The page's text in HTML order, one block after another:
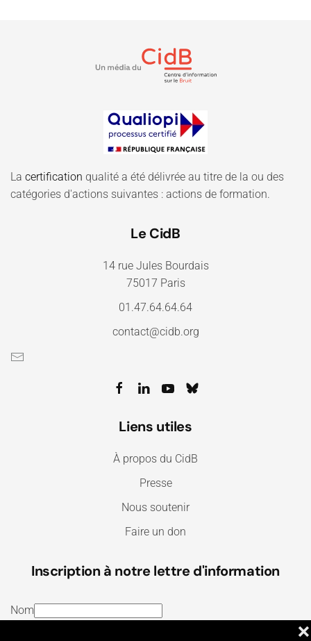
❌
La certification qualité a été délivrée au titre de la ou des
catégories d'actions suivantes : actions de formation.
Le CidB
14 rue Jules Bourdais
75017 Paris
01.47.64.64.64
contact@cidb.org
Liens utiles
À propos du CidB
Presse
Nous soutenir
Faire un don
Inscription à notre lettre d'information
Nom